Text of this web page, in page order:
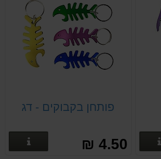
פרטים נוספים
פותחן בקבוקים - דג
4.50 ₪